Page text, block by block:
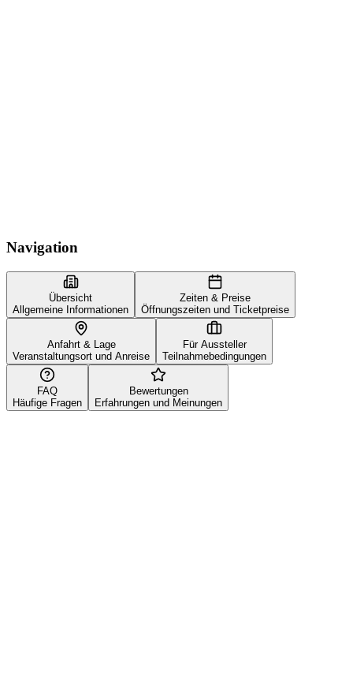
Navigation
Übersicht
Allgemeine Informationen
Zeiten & Preise
Öffnungszeiten und Ticketpreise
Anfahrt & Lage
Veranstaltungsort und Anreise
Für Aussteller
Teilnahmebedingungen
FAQ
Häufige Fragen
Bewertungen
Erfahrungen und Meinungen